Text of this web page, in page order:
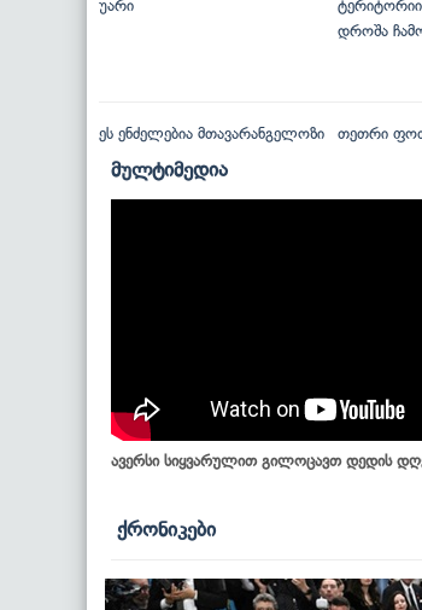
უარი
დროშა
ეს ენძელებია მთავარანგელოზი თეთრი
მულტიმედია
ავერსი სიყვარულით გილოცავთ დედის
ქრონიკები